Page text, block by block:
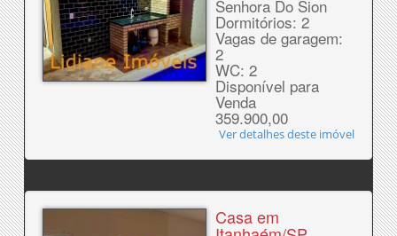
Senhora Do Sion
Dormitórios: 2
Vagas de garagem:
2
WC: 2
Disponível para
Venda
359.900,00
Ver detalhes deste imóvel
Casa em